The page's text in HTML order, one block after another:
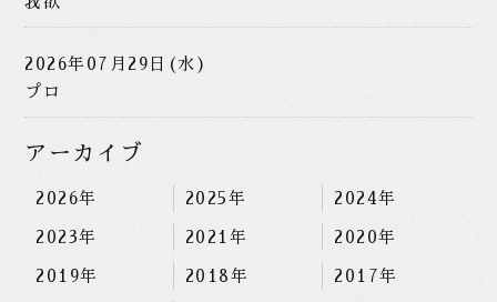
2026年07月29日(水)
プロ
アーカイブ
2026年 2025年 2024年
2023年 2021年 2020年
2019年 2018年 2017年